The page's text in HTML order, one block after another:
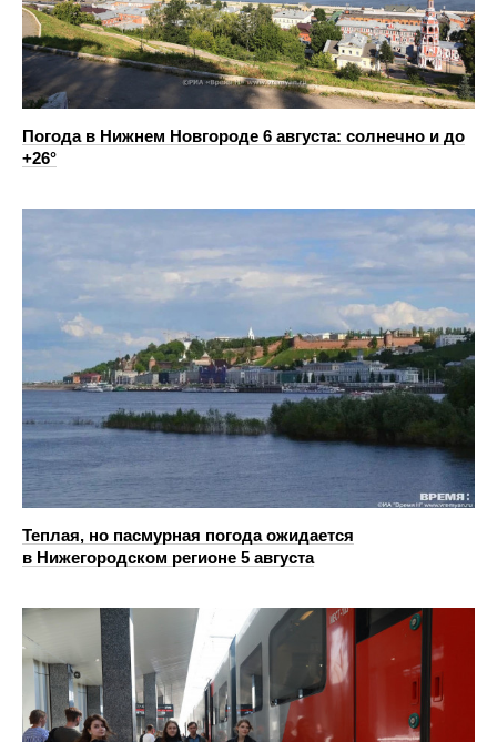
Погода в Нижнем Новгороде 6 августа: солнечно и до
+26°
Теплая, но пасмурная погода ожидается
в Нижегородском регионе 5 августа